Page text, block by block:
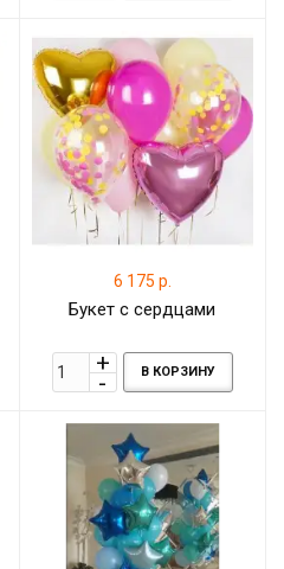
6 175 р.
Букет с сердцами
В КОРЗИНУ